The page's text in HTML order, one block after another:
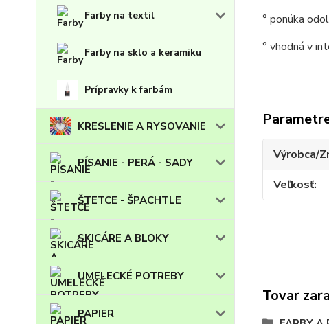
Farby na textil
Farby na sklo a keramiku
Prípravky k farbám
KRESLENIE A RYSOVANIE
PÍSANIE - PERÁ - SADY
ŠTETCE - ŠPACHTLE
SKICÁRE A BLOKY
UMELECKÉ POTREBY
PAPIER
° ponúka
° vhodná v
Výrobca/
Veľkosť
Tovar